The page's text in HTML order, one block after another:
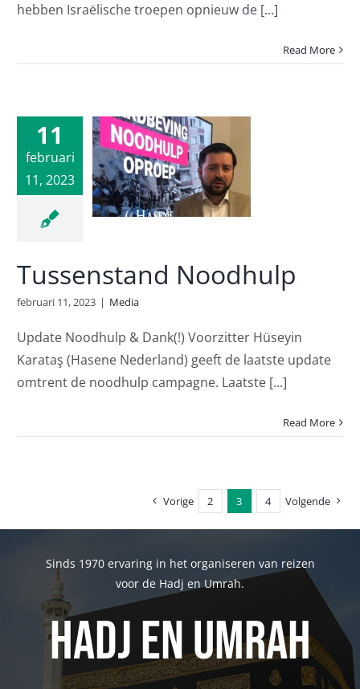
hebben Israëlische troepen opnieuw de [...]
Read More
11
februari
11, 2023
Tussenstand Noodhulp
februari 11, 2023 | Media
Update Noodhulp & Dank(!) Voorzitter Hüseyin
Karataş (Hasene Nederland) geeft de laatste update
omtrent de noodhulp campagne. Laatste [...]
Read More
Vorige 2 3 4 Volgende
Sinds 1970 ervaring in het organiseren van reizen
voor de Hadj en Umrah.
Hadj en Umrah